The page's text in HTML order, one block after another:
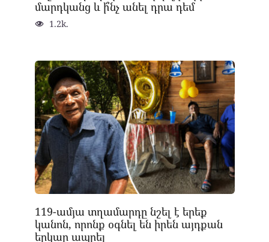
մարդկանց և ի՞նչ անել դրա դեմ
1.2k.
119-ամյա տղամարդը նշել է երեք
կանոն, որոնք օգնել են իրեն այդքան
երկար ապրել